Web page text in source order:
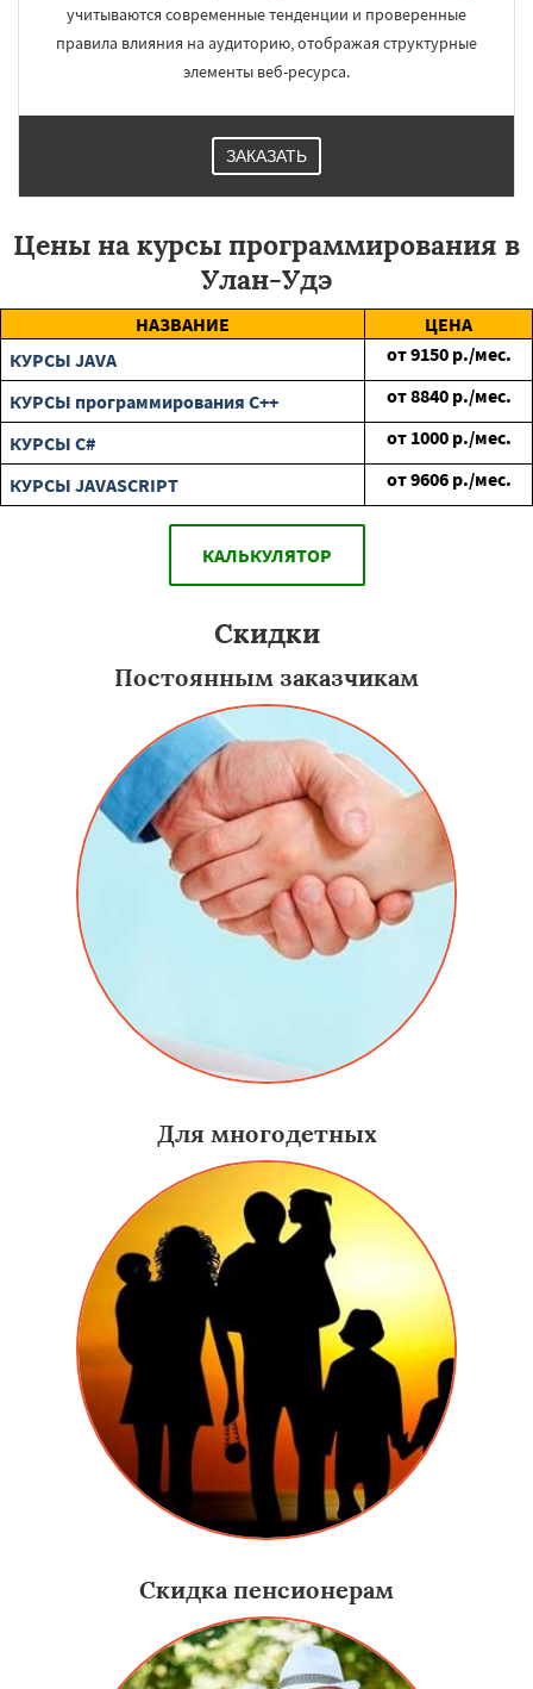
учитываются современные тенденции и проверенные
правила влияния на аудиторию, отображая структурные
элементы веб-ресурса.
ЗАКАЗАТЬ
Цены на курсы программирования в
Улан-Удэ
НАЗВАНИЕ
ЦЕНА
КУРСЫ JAVA
от9150 р./мес.
КУРСЫ программирования C++
от8840 р./мес.
КУРСЫ C#
от 1000 р./мес.
КУРСЫ JAVASCRIPT
от9606 р./мес.
КАЛЬКУЛЯТОР
Скидки
Постоянным заказчикам
Для многодетных
Скидка пенсионерам